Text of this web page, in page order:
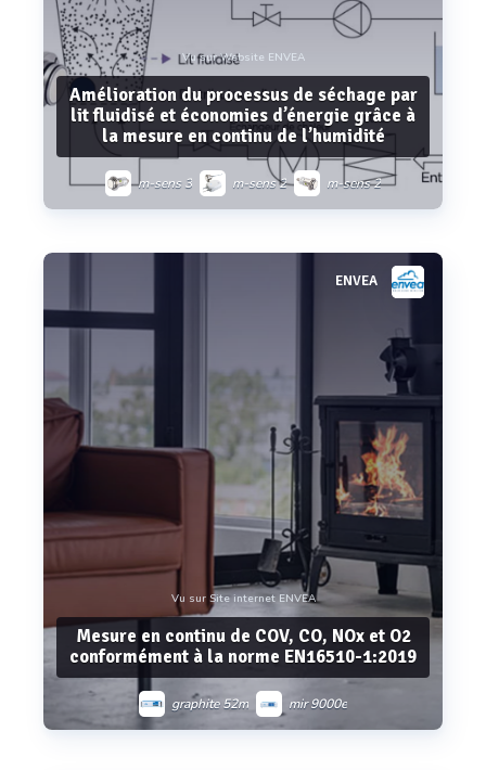
Vu sur Website ENVEA
Amélioration du processus de séchage par
lit fluidisé et économies d’énergie grâce à
la mesure en continu de l’humidité
m-sens 3 m-sens 2 m-sens 2
ENVEA
Vu sur Site internet ENVEA
Mesure en continu de COV, CO, NOx et O2
conformément à la norme EN16510-1:2019
graphite 52m mir 9000e